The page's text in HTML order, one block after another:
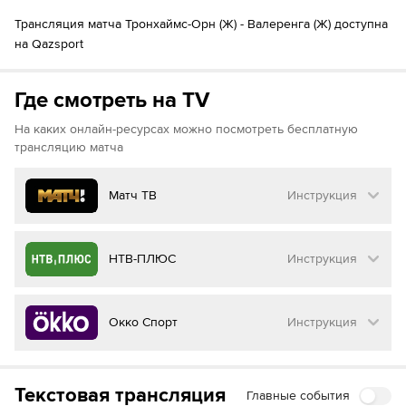
Трансляция матча Тронхаймс-Орн (Ж) - Валеренга (Ж) доступна
на Qazsport
Где смотреть на TV
На каких онлайн-ресурсах можно посмотреть бесплатную
трансляцию матча
Матч ТВ Инструкция
Как смотреть бесплатно трансляцию матча
Матч ТВ
Инструкция
Перейдите на сайт МАТЧ ТВ
НТВ-ПЛЮС Инструкция
Как смотреть бесплатно трансляцию матча
на НТВ ПЛЮС
Окко Спорт Инструкция
на Окко ТВ
Текстовая трансляция Главные события